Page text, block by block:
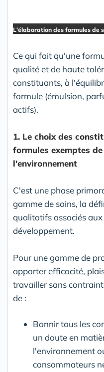
L'élaboration des formules de
Ce qui fait qu'une
qualité et de haute
constituants, à
formule (émulsion,
actifs).
1. Le choix des
formules exemptes
l'environnement
C'est une phase
gamme de soins, la
qualitatifs associés
développement.
Pour une gamme de
apporter efficacité,
travailler sans
de :
Bannir tous les
un doute en
l'environnement
consommateurs